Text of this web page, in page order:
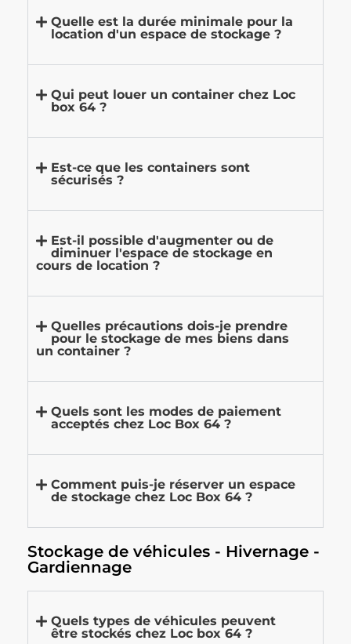
Quelle est la durée minimale pour la
location d'un espace de stockage ?
Qui peut louer un container chez Loc
box 64 ?
Est-ce que les containers sont
sécurisés ?
Est-il possible d'augmenter ou de
diminuer l'espace de stockage en
cours de location ?
Quelles précautions dois-je prendre
pour le stockage de mes biens dans
un container ?
Quels sont les modes de paiement
acceptés chez Loc Box 64 ?
Comment puis-je réserver un espace
de stockage chez Loc Box 64 ?
Stockage de véhicules - Hivernage -
Gardiennage
Quels types de véhicules peuvent
être stockés chez Loc box 64 ?